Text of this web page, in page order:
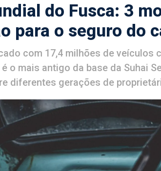
do Fusca: 3
para o seguro do
com 17,4 milhões de veículos
é o mais antigo da base da Suhai
diferentes gerações de